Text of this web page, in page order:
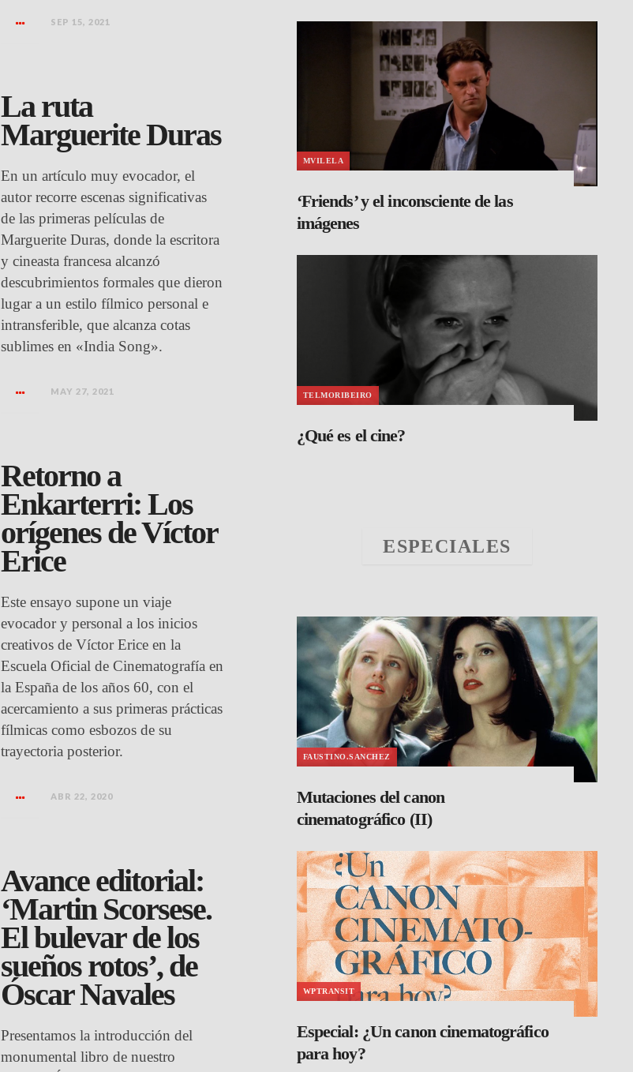
SEP 15, 2021
La ruta
Marguerite Duras
En un artículo muy evocador, el
autor recorre escenas significativas
de las primeras películas de
Marguerite Duras, donde la escritora
y cineasta francesa alcanzó
descubrimientos formales que dieron
lugar a un estilo fílmico personal e
intransferible, que alcanza cotas
sublimes en «India Song».
MAY 27, 2021
Retorno a
Enkarterri: Los
orígenes de Víctor
Erice
Este ensayo supone un viaje
evocador y personal a los inicios
creativos de Víctor Erice en la
Escuela Oficial de Cinematografía en
la España de los años 60, con el
acercamiento a sus primeras prácticas
fílmicas como esbozos de su
trayectoria posterior.
ABR 22, 2020
Avance editorial:
‘Martin Scorsese.
El bulevar de los
sueños rotos’, de
Óscar Navales
Presentamos la introducción del
monumental libro de nuestro
MVILELA
‘Friends’ y el inconsciente de las
imágenes
TELMORIBEIRO
¿Qué es el cine?
ESPECIALES
FAUSTINO.SANCHEZ
Mutaciones del canon
cinematográfico (II)
WPTRANSIT
Especial: ¿Un canon cinematográfico
para hoy?